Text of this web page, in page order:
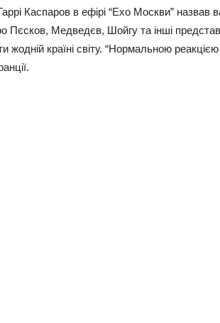
Каспаров в ефірі “Ехо Москви” назвав
Пєсков, Медведєв, Шойгу та інші
жодній країні світу. “Нормальною